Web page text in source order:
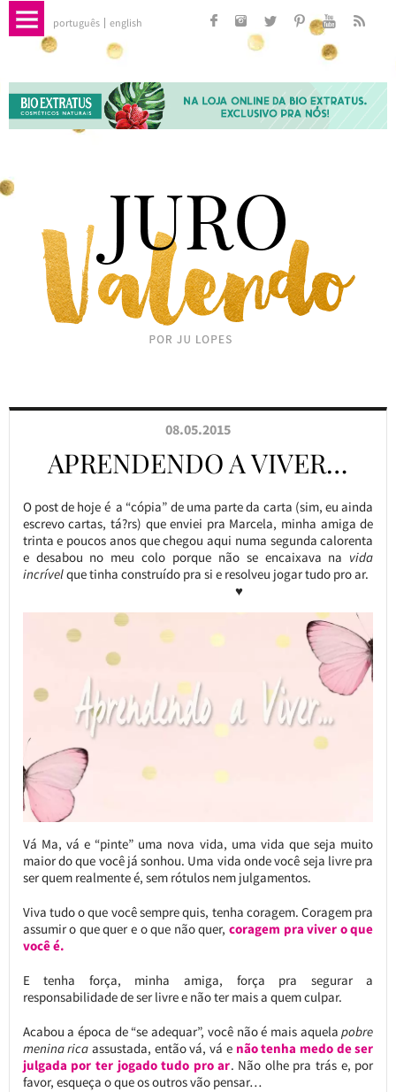
português english
08.05.2015
APRENDENDO A VIVER…
O post de hoje é a “cópia” de uma parte da carta (sim, eu ainda
escrevo cartas, tá?rs) que enviei pra Marcela, minha amiga de
trinta e poucos anos que chegou aqui numa segunda calorenta
e desabou no meu colo porque não se encaixava na vida
incrívelque tinha construído pra si e resolveu jogar tudo pro ar.
♥
Vá Ma, vá e “pinte” uma nova vida, uma vida que seja muito
maior do que você já sonhou. Uma vida onde você seja livre pra
ser quem realmente é, sem rótulos nem julgamentos.
Viva tudo o que você sempre quis, tenha coragem. Coragem pra
assumir o que quer e o que não quer, coragem pra viver o que
você é.
E tenha força, minha amiga, força pra segurar a
responsabilidade de ser livre e não ter mais a quem culpar.
Acabou a época de “se adequar”, você não é mais aquelapobre
menina rica assustada, então vá, vá e não tenha medo de ser
julgada por ter jogado tudo pro ar. Não olhe pra trás e, por
favor, esqueça o que os outros vão pensar…